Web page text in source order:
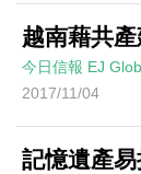
越南藉共
今日信報 EJ
2017/11/04
記憶遺產